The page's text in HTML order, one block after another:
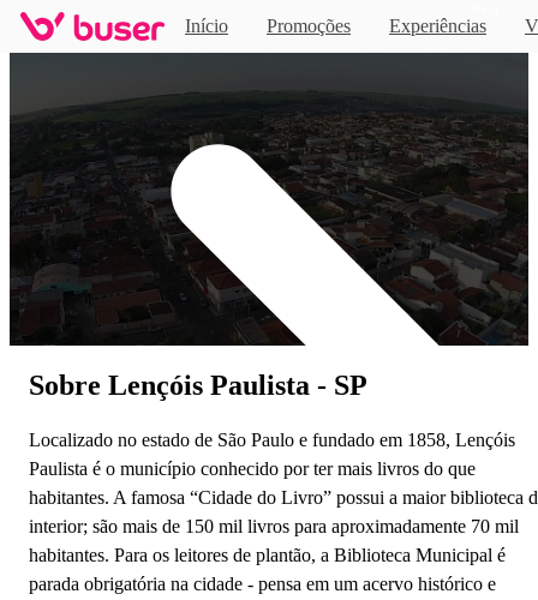
Início Promoções Experiências
Home
Sobre Lençóis Paulista - SP
Localizado no estado de São Paulo e fundado em 1858, Lençóis
Paulista é o município conhecido por ter mais livros do que
habitantes. A famosa “Cidade do Livro” possui a maior biblioteca
interior; são mais de 150 mil livros para aproximadamente 70 mil
habitantes. Para os leitores de plantão, a Biblioteca Municipal é
parada obrigatória na cidade - pensa em um acervo histórico e